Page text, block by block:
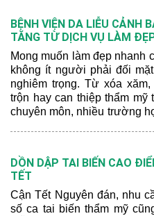
BỆNH VIỆN DA LIỄU CẢNH
TĂNG TỪ DỊCH VỤ LÀM
Mong muốn làm đẹp nhanh
không ít người phải đối
nghiêm trọng. Từ xóa
trộn hay can thiệp thẩm
chuyên môn, nhiều trường
DỒN DẬP TAI BIẾN CAO
TẾT
Cận Tết Nguyên đán, nhu
số ca tai biến thẩm mỹ